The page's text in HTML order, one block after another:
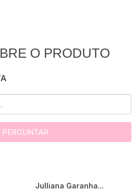
O PRODUTO
PERGUNTAR
Julliana Garanha...